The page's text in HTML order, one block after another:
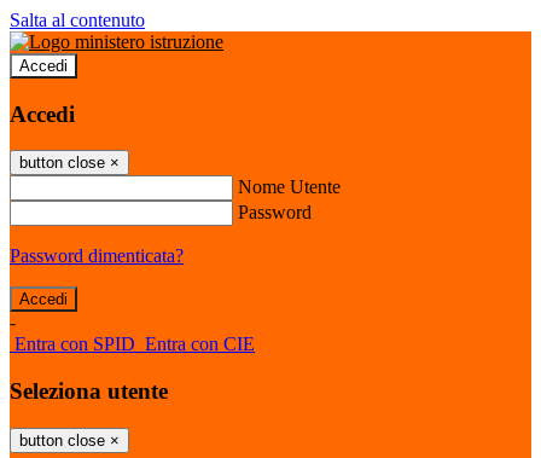
Salta al contenuto
Accedi
Accedi
button close ×
Nome Utente
Password
Password dimenticata?
-
Entra con SPID Entra con CIE
Seleziona utente
button close ×